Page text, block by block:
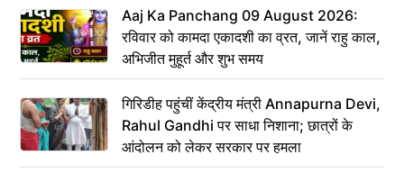
Aaj Ka Panchang 09 August 2026:
रविवार को कामदा एकादशी का व्रत, जानें राहु काल,
अभिजीत मुहूर्त और शुभ समय
गिरिडीह पहुंचीं केंद्रीय मंत्री Annapurna Devi,
Rahul Gandhi पर साधा निशाना; छात्रों के
आंदोलन को लेकर सरकार पर हमला